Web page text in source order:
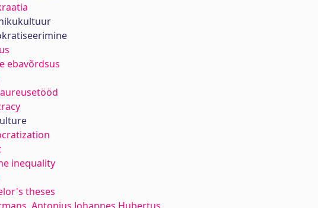
ebavõrdsus
inequality
theses